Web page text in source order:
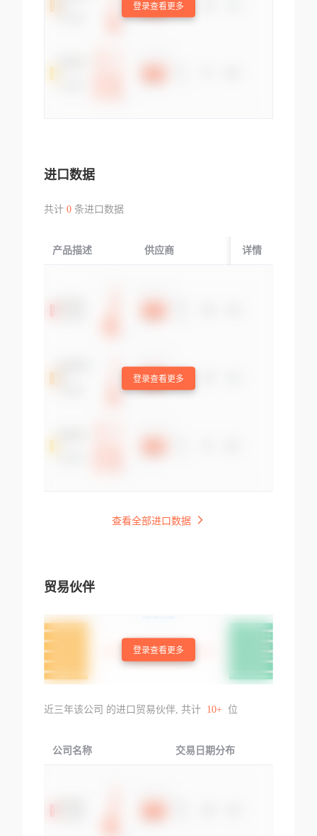
登录查看更多
进口数据
共计 0条进口数据
产品描述 供应商 起运国/地区
详情
登录查看更多
查看全部进口数据
贸易伙伴
登录查看更多
近三年该公司 的进口贸易伙伴, 共计 10+ 位
公司名称 交易日期分布